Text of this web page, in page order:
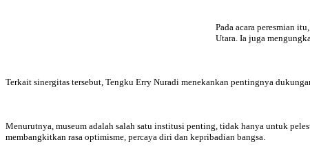
Pada acara peresmian
Utara. Ia juga
Terkait sinergitas tersebut, Tengku Erry Nuradi menekankan pentingnya
Menurutnya, museum adalah salah satu institusi penting, tidak hanya untuk
membangkitkan rasa optimisme, percaya diri dan kepribadian bangsa.